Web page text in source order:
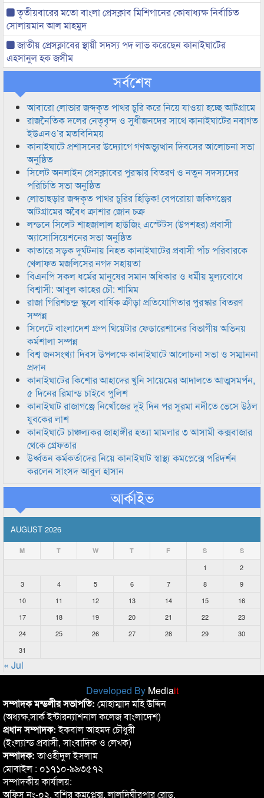
তৃতীয়বারের মতো বাংলা প্রেসক্লাব মিশিগানের কোষাধ্যক্ষ নির্বাচিত
সোলায়মান আল মাহমুদ
জাতীয় প্রেসক্লাবের স্থায়ী সদস্য পদ লাভ করেছেন কানাইঘাটের
এহসানুল হক জসীম
সর্বশেষ
আবারো লোভার জব্দকৃত পাথর চুরি করে নিয়ে যাওয়া হচ্ছে আটগ্রামে
রাজনৈতিক দলের নেতৃবৃন্দ ও সুধীজনদের সাথে কানাইঘাটের নবাগত
ইউএনও’র মতবিনিময়
কানাইঘাটে প্রশাসনের উদ্যোগে গণঅভ্যুত্থান দিবসের আলোচনা সভা
অনুষ্ঠিত
সিলেট অনলাইন প্রেসক্লাবের পুরস্কার বিতরণ ও নতুন সদস্যদের
পরিচিতি সভা অনুষ্ঠিত
লোভাছড়ার জব্দকৃত পাথর চুরির হিড়িক! বেপরোয়া জকিগঞ্জের
আটগ্রামের অবৈধ ক্রাশার জোন চক্র
লন্ডনে সিলেট শাহজালাল হাউজিং এস্টেটস (উপশহর) প্রবাসী
অ্যাসোসিয়েশনের সভা অনুষ্ঠিত
কাতারে সড়ক দুর্ঘটনায় নিহত কানাইঘাটের প্রবাসী পাঁচ পরিবারকে
খেলাফত মজলিসের নগদ সহায়তা
বিএনপি সকল ধর্মের মানুষের সমান অধিকার ও ধর্মীয় মুল্যবোধে
বিশ্বাসী: আবুল কাহের চৌ: শামিম
রাজা গিরিশচন্দ্র স্কুলে বার্ষিক ক্রীড়া প্রতিযোগিতার পুরস্কার বিতরণ
সম্পন্ন
সিলেটে বাংলাদেশ গ্রুপ থিয়েটার ফেডারেশানের বিভাগীয় অভিনয়
কর্মশালা সম্পন্ন
বিশ্ব জনসংখ্যা দিবস উপলক্ষে কানাইঘাটে আলোচনা সভা ও সম্মাননা
প্রদান
কানাইঘাটের কিশোর আহাদের খুনি সায়েমের আদালতে আত্মসমর্পন,
৫ দিনের রিমান্ড চাইবে পুলিশ
কানাইঘাট রাজাগঞ্জে নিখোঁজের দুই দিন পর সুরমা নদীতে ভেসে উঠল
যুবকের লাশ
কানাইঘাটে চাঞ্চল্যকর জাহাঙ্গীর হত্যা মামলার ৩ আসামী কক্সবাজার
থেকে গ্রেফতার
উর্ধ্বতন কর্মকর্তাদের নিয়ে কানাইঘাট স্বাস্থ্য কমপ্লেক্সে পরিদর্শন
করলেন সাংসদ আবুল হাসান
আর্কাইভ
AUGUST 2026
M T W T F S S
1
2
3
4 5 6 7 8
9
10
11 12 13 14 15
16
17
18 19 20 21 22
23
24
25 26 27 28 29
30
31
« Jul
Developed By Mediait
সম্পাদক মন্ডলীর সভাপতি: মোহাম্মাদ মহি উদ্দিন
(অধ্যক্ষ,সার্ক ইন্টারন্যাশনাল কলেজ বাংলাদেশ)
প্রধান সম্পাদক:ইকবাল আহমদ চৌধুরী
(ইংল্যান্ড প্রবাসী, সাংবাদিক ও লেখক)
সম্পাদক:তাওহীদুল ইসলাম
মোবাইল : ০১৭১০-৯৯৩৫৭২
সম্পাদকীয় কার্যালয়:
অফিস নং-০২, বশির কমপ্লেক্স, লালদিঘীরপার রোড,